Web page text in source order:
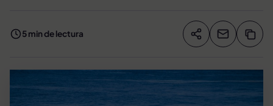
5 min de lectura Compartir